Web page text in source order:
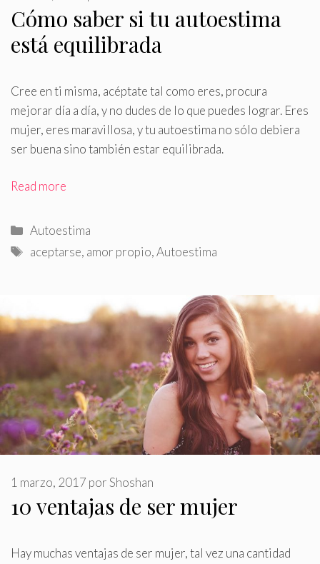
Cómo saber si tu autoestima
está equilibrada
Cree en ti misma, acéptate tal como eres, procura
mejorar día a día, y no dudes de lo que puedes lograr. Eres
mujer, eres maravillosa, y tu autoestima no sólo debiera
ser buena sino también estar equilibrada.
Read more
Categorías
Autoestima
Etiquetas
aceptarse, amor propio,Autoestima
10 ventajas de ser mujer
1 marzo, 2017 porShoshan
Hay muchas ventajas de ser mujer, tal vez una cantidad